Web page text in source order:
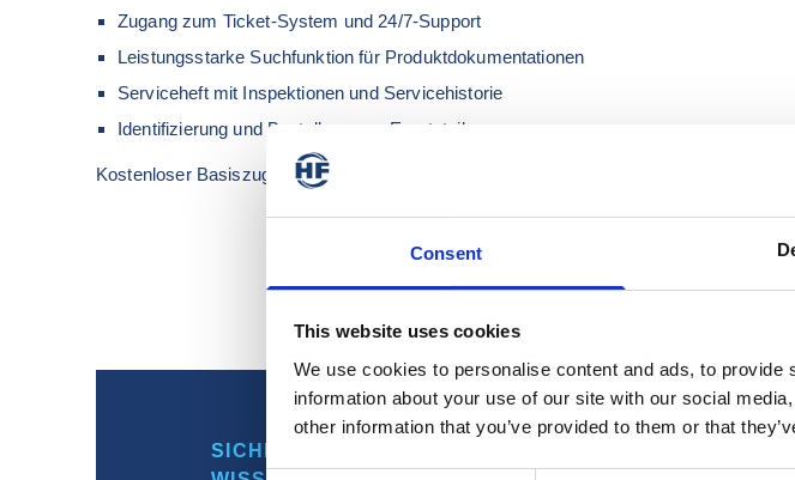
Consent
This website uses cookies
We use cookies to personalise content and ads, to
information about your use of our site with our social
other information that you’ve provided to them or that
Zugang zum Ticket-System und 24/7-Support
Leistungsstarke Suchfunktion für Produktdokumentationen
Serviceheft mit Inspektionen und Servicehistorie
Identifizierung und Bestellung von Ersatzteilen
Kostenloser Basiszugang inklusive! Fordern Sie jetzt Ihre Aktivierung für das Portal an!
SICHERN SIE SICH EINEN
Einige